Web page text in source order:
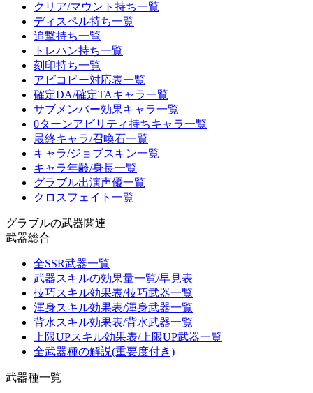
クリア/マウント持ち一覧
ディスペル持ち一覧
追撃持ち一覧
トレハン持ち一覧
刻印持ち一覧
アビコピー対応表一覧
確定DA/確定TAキャラ一覧
サブメンバー効果キャラ一覧
0ターンアビリティ持ちキャラ一覧
最終キャラ/召喚石一覧
キャラ/ジョブスキン一覧
キャラ年齢/身長一覧
グラブル出演声優一覧
クロスフェイト一覧
グラブルの武器関連
武器総合
全SSR武器一覧
武器スキルの効果量一覧/早見表
技巧スキル効果表/技巧武器一覧
渾身スキル効果表/渾身武器一覧
背水スキル効果表/背水武器一覧
上限UPスキル効果表/上限UP武器一覧
全武器種の解説(重要度付き)
武器種一覧